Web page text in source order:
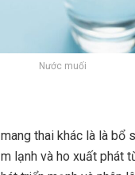
Nước muối
thai khác là là bổ
lạnh và ho xuất phát